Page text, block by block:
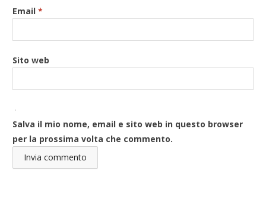
Email*
Sito web
Salva il mio nome, email e sito web in questo browser
per la prossima volta che commento.